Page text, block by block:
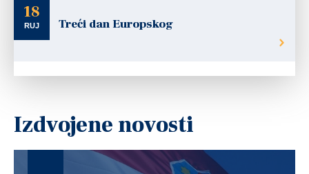
18
RUJ Treći dan Europskog
Izdvojene novosti